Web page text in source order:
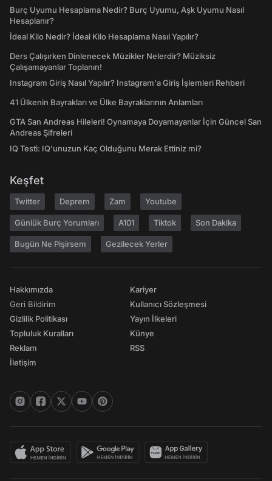
Burç Uyumu Hesaplama Nedir? Burç Uyumu, Aşk Uyumu Nasıl
Hesaplanır?
İdeal Kilo Nedir? İdeal Kilo Hesaplama Nasıl Yapılır?
Ders Çalışırken Dinlenecek Müzikler Nelerdir? Müziksiz
Çalışamayanlar Toplanın!
Instagram Giriş Nasıl Yapılır? Instagram'a Giriş İşlemleri Rehberi
41 Ülkenin Bayrakları ve Ülke Bayraklarının Anlamları
GTA San Andreas Hileleri! Oynamaya Doyamayanlar İçin Güncel San
Andreas Şifreleri
IQ Testi: IQ'unuzun Kaç Olduğunu Merak Ettiniz mi?
Keşfet
Twitter Deprem Zam Youtube
Günlük Burç Yorumları A101 Tiktok Son Dakika
Bugün Ne Pişirsem Gezilecek Yerler
Hakkımızda
Geri Bildirim
Gizlilik Politikası
Topluluk Kuralları
Reklam
İletişim
Kariyer
Kullanıcı Sözleşmesi
Yayın İlkeleri
Künye
RSS